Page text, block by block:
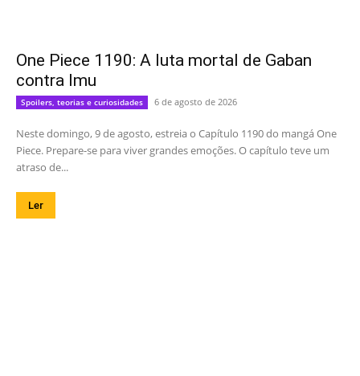
One Piece 1190: A luta mortal de Gaban
contra Imu
Spoilers, teorias e curiosidades 6 de agosto de 2026
Neste domingo, 9 de agosto, estreia o Capítulo 1190 do mangá One
Piece. Prepare-se para viver grandes emoções. O capítulo teve um
atraso de...
Ler